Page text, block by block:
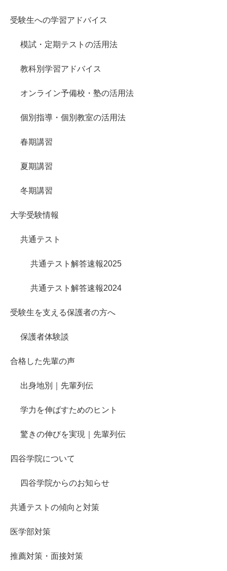
受験生への学習アドバイス
模試・定期テストの活用法
教科別学習アドバイス
オンライン予備校・塾の活用法
個別指導・個別教室の活用法
春期講習
夏期講習
冬期講習
大学受験情報
共通テスト
共通テスト解答速報2025
共通テスト解答速報2024
受験生を支える保護者の方へ
保護者体験談
合格した先輩の声
出身地別｜先輩列伝
学力を伸ばすためのヒント
驚きの伸びを実現｜先輩列伝
四谷学院について
四谷学院からのお知らせ
共通テストの傾向と対策
医学部対策
推薦対策・面接対策